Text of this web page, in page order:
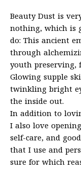
Beauty Dust is
nothing, which is
do: This ancient
through
youth preserving,
Glowing supple
twinkling bright
the inside out.
In addition to
I also love
self-care, and
that I use and
sure for which